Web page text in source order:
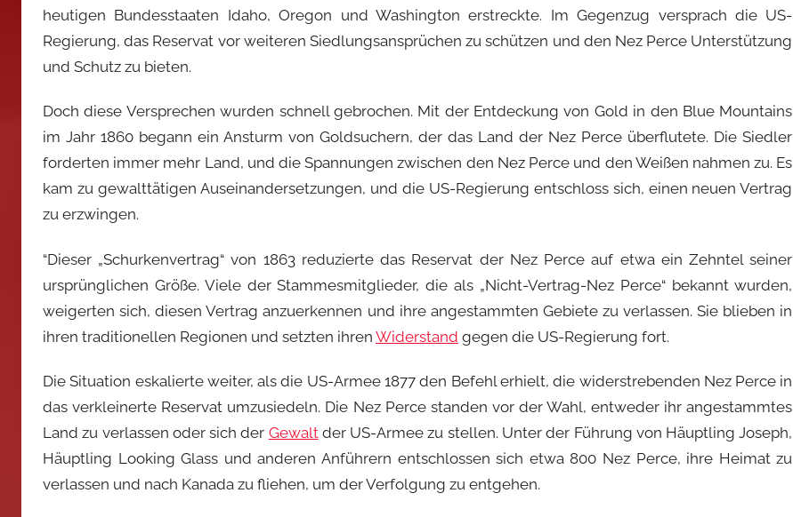
heutigen Bundesstaaten Idaho, Oregon und Washington erstreckte. Im Gegenzug versprach die US-
Regierung, das Reservat vor weiteren Siedlungsansprüchen zu schützen und den Nez Perce Unterstützung
und Schutz zu bieten.
Doch diese Versprechen wurden schnell gebrochen. Mit der Entdeckung von Gold in den Blue Mountains
im Jahr 1860 begann ein Ansturm von Goldsuchern, der das Land der Nez Perce überflutete. Die Siedler
forderten immer mehr Land, und die Spannungen zwischen den Nez Perce und den Weißen nahmen zu. Es
kam zu gewalttätigen Auseinandersetzungen, und die US-Regierung entschloss sich, einen neuen Vertrag
zu erzwingen.
“Dieser „Schurkenvertrag“ von 1863 reduzierte das Reservat der Nez Perce auf etwa ein Zehntel seiner
ursprünglichen Größe. Viele der Stammesmitglieder, die als „Nicht-Vertrag-Nez Perce“ bekannt wurden,
weigerten sich, diesen Vertrag anzuerkennen und ihre angestammten Gebiete zu verlassen. Sie blieben in
ihren traditionellen Regionen und setzten ihren Widerstand gegen die US-Regierung fort.
Die Situation eskalierte weiter, als die US-Armee 1877 den Befehl erhielt, die widerstrebenden Nez Perce in
das verkleinerte Reservat umzusiedeln. Die Nez Perce standen vor der Wahl, entweder ihr angestammtes
Land zu verlassen oder sich der Gewaltder US-Armee zu stellen. Unter der Führung von Häuptling Joseph,
Häuptling Looking Glass und anderen Anführern entschlossen sich etwa 800 Nez Perce, ihre Heimat zu
verlassen und nach Kanada zu fliehen, um der Verfolgung zu entgehen.